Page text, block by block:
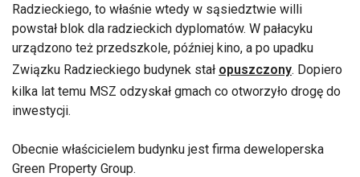
Radzieckiego, to właśnie wtedy w sąsiedztwie willi
powstał blok dla radzieckich dyplomatów. W pałacyku
urządzono też przedszkole, później kino, a po upadku
Związku Radzieckiego budynek stał opuszczony. Dopiero
kilka lat temu MSZ odzyskał gmach co otworzyło drogę do
inwestycji.
Obecnie właścicielem budynku jest firma deweloperska
Green Property Group.